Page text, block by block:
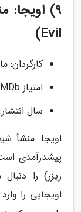
Evil)
کارگردان:
امتیاز IMDb به فیلم: 6.2 از 10
سال انتشار: 2016
اویجا: منشأ
پیشدرآمدی
ریزر) را
اویجایی را